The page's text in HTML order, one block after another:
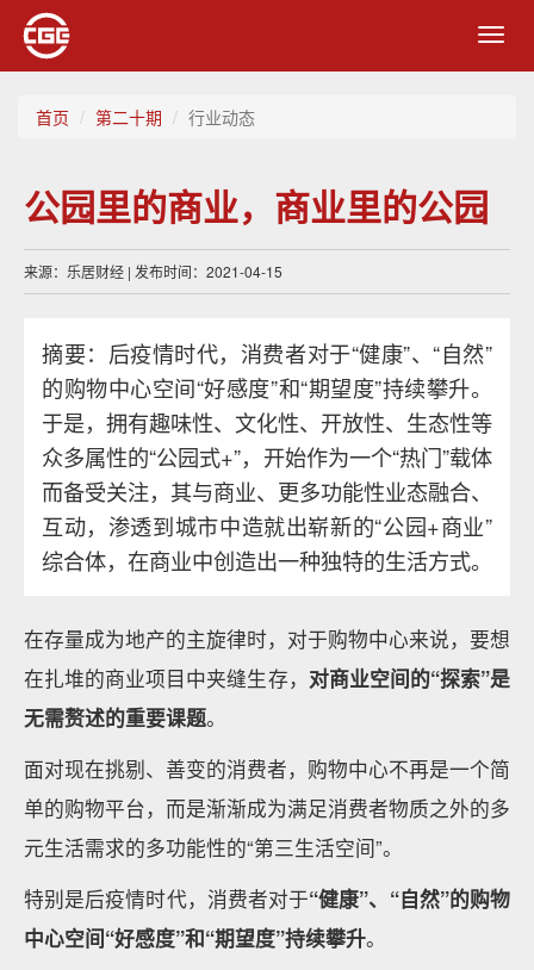
首页 第二十期 行业动态
公园里的商业，商业里的公园
来源：乐居财经 | 发布时间：2021-04-15
摘要：后疫情时代，消费者对于“健康”、“自然”
的购物中心空间“好感度”和“期望度”持续攀升。
于是，拥有趣味性、文化性、开放性、生态性等
众多属性的“公园式+”，开始作为一个“热门”载体
而备受关注，其与商业、更多功能性业态融合、
互动，渗透到城市中造就出崭新的“公园+商业”
综合体，在商业中创造出一种独特的生活方式。
在存量成为地产的主旋律时，对于购物中心来说，要想
在扎堆的商业项目中夹缝生存， 对商业空间的“探索”是
无需赘述的重要课题。
面对现在挑剔、善变的消费者，购物中心不再是一个简
单的购物平台，而是渐渐成为满足消费者物质之外的多
元生活需求的多功能性的“第三生活空间”。
特别是后疫情时代，消费者对于“健康”、“自然”的购物
中心空间“好感度”和“期望度”持续攀升。